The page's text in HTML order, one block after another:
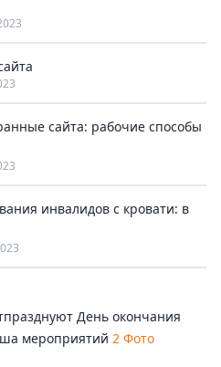
сайта: рабочие способы
инвалидов с кровати: в
День окончания
мероприятий 2 Фото